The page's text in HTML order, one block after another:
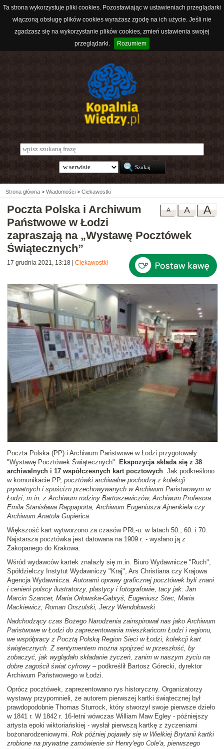
Ta strona wykorzystuje pliki cookies. Pozostawiając w ustawieniach przeglądarki
włączoną obsługę plików cookies wyrażasz zgodę na ich użycie. Jeśli nie
zgadzasz się na wykorzystanie plików cookies, zmień ustawienia swojej
przeglądarki.
Rozumiem
Strona główna > Wiadomości > Ciekawostki
A
A
A
Poczta Polska i Archiwum
Państwowe w Łodzi
zapraszają na „Wystawę Pocztówek
Świątecznych”
17 grudnia 2021, 13:18 Ciekawostki
Poczta Polska (PP) i Archiwum Państwowe w Łodzi przygotowały
"Wystawę Pocztówek Świątecznych". Ekspozycja składa się z 38
archiwalnych i 17 współczesnych kart pocztowych. Jak podkreślono
w komunikacie PP, pocztówki archiwalne pochodzą z kolekcji
prywatnych i spuścizn przechowywanych w Archiwum Państwowym w
Łodzi, m.in. z Archiwum rodziny Bartoszewiczów, Archiwum Profesora
Emila Stanisława Rappaporta, Archiwum Eugeniusza Ajnenkiela czy
Archiwum Anatola Gupieńca.
Większość kart wytworzono za czasów PRL-u: w latach 50., 60. i 70.
Najstarsza pocztówka jest datowana na 1909 r. - wysłano ją z
Zakopanego do Krakowa.
Wśród wydawców kartek znalazły się m.in. Biuro Wydawnicze "Ruch",
Spółdzielczy Instytut Wydawniczy "Kraj", Ars Christiana czy Krajowa
Agencja Wydawnicza.Autorami oprawy graficznej pocztówek byli znani
i cenieni polscy ilustratorzy, plastycy i fotografowie, tacy jak: Jan
Marcin Szancer, Maria Orłowska-Gabryś, Eugeniusz Stec, Maria
Mackiewicz, Roman Orszulski, Jerzy Wendołowski.
Nadchodzący czas Bożego Narodzenia zainspirował nas jako Archiwum
Państwowe w Łodzi do zaprezentowania mieszkańcom Łodzi i regionu,
we współpracy z Pocztą Polską Region Sieci w Łodzi, kolekcji kart
świątecznych. Z sentymentem można spojrzeć w przeszłość, by
zobaczyć, jak wyglądało składanie życzeń, zanim w naszym życiu na
dobre zagościł świat cyfrowy – podkreślił Bartosz Górecki, dyrektor
Archiwum Państwowego w Łodzi.
Oprócz pocztówek, zaprezentowano rys historyczny. Organizatorzy
wystawy przypomnieli, że autorem pierwszej kartki świątecznej był
prawdopodobnie Thomas Sturrock, który stworzył swoje pierwsze dzieło
w 1841 r. W 1842 r. 16-letni wówczas William Maw Egley - późniejszy
artysta epoki wiktoriańskiej - wysłał pierwszą kartkę z życzeniami
bożonarodzeniowymi. Rok później pojawiły się w Wielkiej Brytanii kartki
zrobione na prywatne zamówienie sir Henry'ego Cole'a, pierwszego